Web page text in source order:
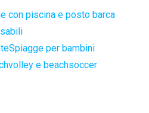
con piscina e posto barca
Spiagge per bambini
e beachsoccer